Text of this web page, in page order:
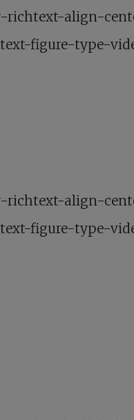
richtext-align-
figure-type-
richtext-align-
figure-type-